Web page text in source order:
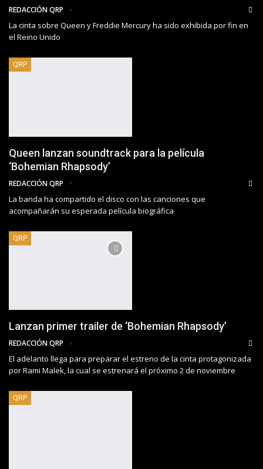
REDACCIÓN QRP
La cinta sobre Queen y Freddie Mercury ha sido exhibida por fin en
el Reino Unido
QRP
Queen lanzan soundtrack para la película
‘Bohemian Rhapsody’
REDACCIÓN QRP
La banda ha compartido el disco con las canciones que
acompañarán su esperada película biográfica
QRP
Lanzan primer trailer de ‘Bohemian Rhapsody’
REDACCIÓN QRP
El adelanto llega para preparar el estreno de la cinta protagonizada
por Rami Malek, la cual se estrenará el próximo 2 de noviembre
QRP